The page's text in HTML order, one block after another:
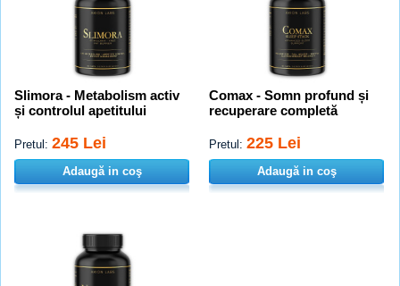
Slimora - Metabolism activ
și controlul apetitului
Pretul: 245 Lei
Adaugă in coş
Comax - Somn profund și
recuperare completă
Pretul: 225 Lei
Adaugă in coş